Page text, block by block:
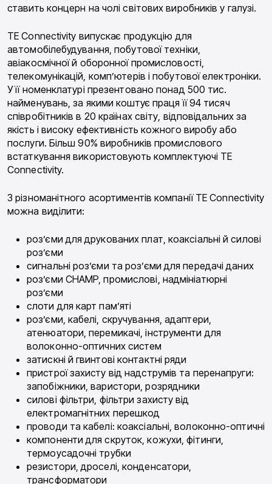
ставить концерн на чолі світових виробників у галузі.
TE Connectivity випускає продукцію для
автомобілебудування, побутової техніки,
авіакосмічної й оборонної промисловості,
телекомунікацій, комп’ютерів і побутової електроніки.
У її номенклатурі презентовано понад 500 тис.
найменувань, за якими коштує праця її 94 тисяч
співробітників в 20 країнах світу, відповідальних за
якість і високу ефективність кожного виробу або
послуги. Більш 90% виробників промислового
встаткування використовують комплектуючі TE
Connectivity.
З різноманітного асортиментів компанії TE Connectivity
можна виділити:
роз’єми для друкованих плат, коаксіальні й силові
роз’єми
сигнальні роз’єми та роз’єми для передачі даних
роз’єми CHAMP, промислові, надмініатюрні
роз’єми
слоти для карт пам’яті
роз’єми, кабелі, скручування, адаптери,
атенюатори, перемикачі, інструменти для
волоконно-оптичних систем
затискні й гвинтові контактні ряди
пристрої захисту від надструмів та перенапруги:
запобіжники, варистори, розрядники
силові фільтри, фільтри захисту від
електромагнітних перешкод
проводи та кабелі: коаксіальні, волоконно-оптичні
компоненти для скруток, кожухи, фітинги,
термоусадочні трубки
резистори, дроселі, конденсатори,
трансформатори